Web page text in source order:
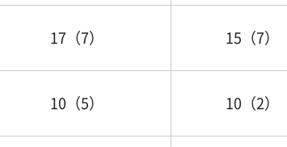
17（7） 15（7）
10（5） 10（2）